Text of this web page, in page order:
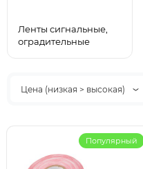
Ленты сигнальные,
оградительные
Цена (низкая > высокая)
Популярный